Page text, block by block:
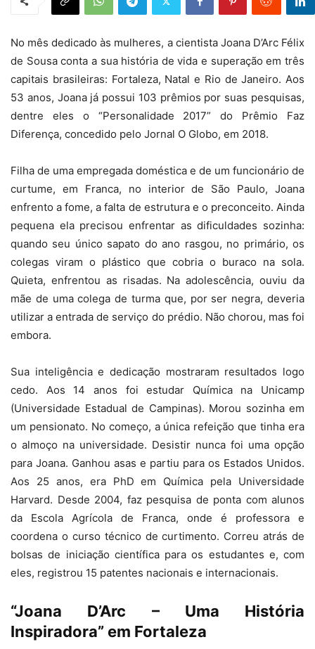
No mês dedicado às mulheres, a cientista Joana D’Arc Félix
de Sousa conta a sua história de vida e superação em três
capitais brasileiras: Fortaleza, Natal e Rio de Janeiro. Aos
53 anos, Joana já possui 103 prêmios por suas pesquisas,
dentre eles o “Personalidade 2017” do Prêmio Faz
Diferença, concedido pelo Jornal O Globo, em 2018.
Filha de uma empregada doméstica e de um funcionário de
curtume, em Franca, no interior de São Paulo, Joana
enfrento a fome, a falta de estrutura e o preconceito. Ainda
pequena ela precisou enfrentar as dificuldades sozinha:
quando seu único sapato do ano rasgou, no primário, os
colegas viram o plástico que cobria o buraco na sola.
Quieta, enfrentou as risadas. Na adolescência, ouviu da
mãe de uma colega de turma que, por ser negra, deveria
utilizar a entrada de serviço do prédio. Não chorou, mas foi
embora.
Sua inteligência e dedicação mostraram resultados logo
cedo. Aos 14 anos foi estudar Química na Unicamp
(Universidade Estadual de Campinas). Morou sozinha em
um pensionato. No começo, a única refeição que tinha era
o almoço na universidade. Desistir nunca foi uma opção
para Joana. Ganhou asas e partiu para os Estados Unidos.
Aos 25 anos, era PhD em Química pela Universidade
Harvard. Desde 2004, faz pesquisa de ponta com alunos
da Escola Agrícola de Franca, onde é professora e
coordena o curso técnico de curtimento. Correu atrás de
bolsas de iniciação científica para os estudantes e, com
eles, registrou 15 patentes nacionais e internacionais.
“Joana D’Arc – Uma História
Inspiradora” em Fortaleza